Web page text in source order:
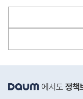
다
음
단